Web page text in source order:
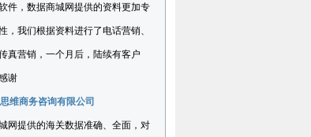
件，数据商城网提供的资料更加专
，我们根据资料进行了电话营销、
真营销，一个月后，陆续有客户
谢
维商务咨询有限公司
网提供的海关数据准确、全面，对